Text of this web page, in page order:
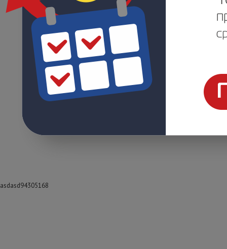
asdasd94305168